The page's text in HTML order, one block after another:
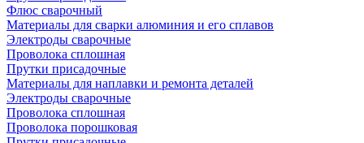
Флюс сварочный
Материалы для сварки алюминия и его сплавов
Электроды сварочные
Проволока сплошная
Прутки присадочные
Материалы для наплавки и ремонта деталей
Электроды сварочные
Проволока сплошная
Проволока порошковая